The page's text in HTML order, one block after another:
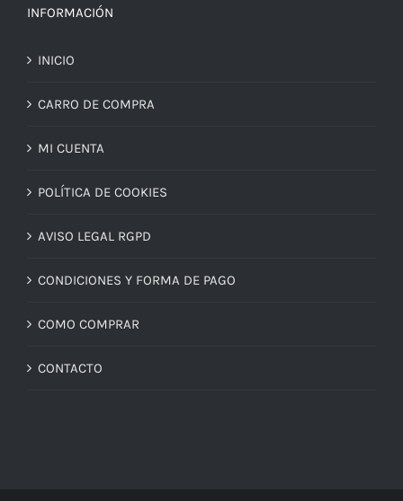
INFORMACIÓN
INICIO
CARRO DE COMPRA
MI CUENTA
POLÍTICA DE COOKIES
AVISO LEGAL RGPD
CONDICIONES Y FORMA DE PAGO
COMO COMPRAR
CONTACTO